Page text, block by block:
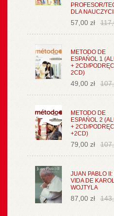
PROFESOR/
DLA
57,00 zł
METODO DE
ESPAŃOL 1
+ 2CD/
2CD)
49,00 zł
METODO DE
ESPAŃOL 2
+ 2CD/
+2CD)
79,00 zł
JUAN PABLO II:
VIDA DE
WOJTYLA
87,00 zł